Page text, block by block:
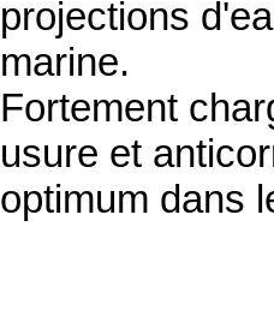
projections
marine.
Fortement
usure et
optimum dans